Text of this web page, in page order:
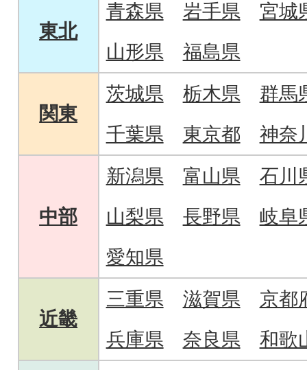
東北
青森県 岩手県
宮城
山形県
福島県
関東
茨城県 栃木県
群馬
千葉県
東京都 神奈
中部
新潟県 富山県
石川
山梨県
長野県
岐阜
愛知県
近畿
三重県 滋賀県
京都
兵庫県
奈良県 和歌